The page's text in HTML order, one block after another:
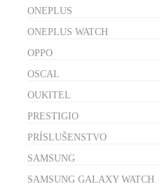
ONEPLUS
ONEPLUS WATCH
OPPO
OSCAL
OUKITEL
PRESTIGIO
PRÍSLUŠENSTVO
SAMSUNG
SAMSUNG GALAXY WATCH